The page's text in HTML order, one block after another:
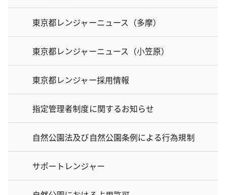
東京都レンジャーニュース（多摩）
東京都レンジャーニュース（小笠原）
東京都レンジャー採用情報
指定管理者制度に関するお知らせ
自然公園法及び自然公園条例による行為規制
サポートレンジャー